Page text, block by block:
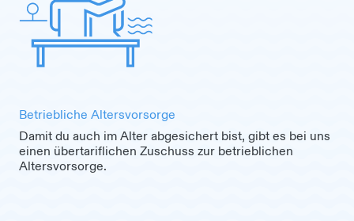
Betriebliche Altersvorsorge
Damit du auch im Alter abgesichert bist, gibt es bei uns
einen übertariflichen Zuschuss zur betrieblichen
Altersvorsorge.